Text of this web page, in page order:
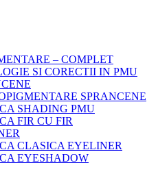
– COMPLET
SI CORECTII IN PMU
SPRANCENE
SHADING PMU
FIR CU FIR
CLASICA EYELINER
EYESHADOW